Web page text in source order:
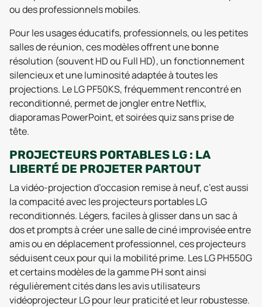
ou des professionnels mobiles.
Pour les usages éducatifs, professionnels, ou les petites
salles de réunion, ces modèles offrent une bonne
résolution (souvent HD ou Full HD), un fonctionnement
silencieux et une luminosité adaptée à toutes les
projections. Le LG PF50KS, fréquemment rencontré en
reconditionné, permet de jongler entre Netflix,
diaporamas PowerPoint, et soirées quiz sans prise de
tête.
PROJECTEURS PORTABLES LG : LA
LIBERTÉ DE PROJETER PARTOUT
La vidéo-projection d’occasion remise à neuf, c’est aussi
la compacité avec les projecteurs portables LG
reconditionnés. Légers, faciles à glisser dans un sac à
dos et prompts à créer une salle de ciné improvisée entre
amis ou en déplacement professionnel, ces projecteurs
séduisent ceux pour qui la mobilité prime. Les LG PH550G
et certains modèles de la gamme PH sont ainsi
régulièrement cités dans les avis utilisateurs
vidéoprojecteur LG pour leur praticité et leur robustesse.